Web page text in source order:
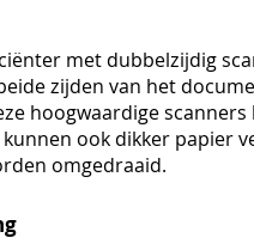
met dubbelzijdig
zijden van het
hoogwaardige
ook dikker papier
omgedraaid.